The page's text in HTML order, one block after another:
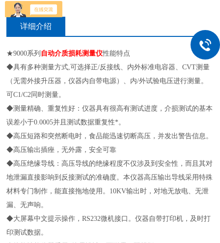
详细介绍
★9000系列 自动介质损耗测量仪性能特点
◆具有多种测量方式,可选择正/反接线、内外标准电容器、CVT测量
（无需外接升压器，仪器内自带电源）、内/外试验电压进行测量。
可C1/C2同时测量。
◆测量精确、重复性好：仪器具有很高有测试进度，介损测试的基本
误差小于0.0005并且测试数据重复性*。
◆高压短路和突然断电时，食品能迅速切断高压，并发出警告信息。
◆高压输出插痤，无外露，安全可靠
◆高压绝缘导线：高压导线的绝缘程度不仅涉及到安全性，而且其对
地泄漏直接影响到反接测试的准确度。本仪器高压输出导线采用特殊
材料专门制作，能直接拖地使用。10KV输出时，对地无放电、无泄
漏、无声响。
◆大屏幕中文提示操作，RS232微机接口。仪器自带打印机，及时打
印测试数据。